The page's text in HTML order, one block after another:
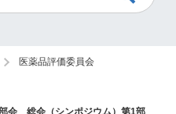
医薬品評価委員会
会 総会（シンポジウム）第1部